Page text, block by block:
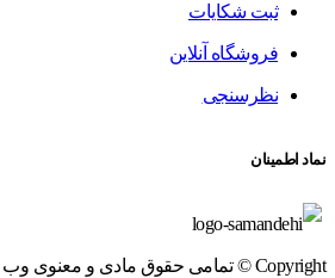
ثبت شکایات
فروشگاه آنلاین
نظرسنجی
نماد اطمینان
Copyright © تمامی حقوق مادی و معنوی وب سایت محفوظ می باشد